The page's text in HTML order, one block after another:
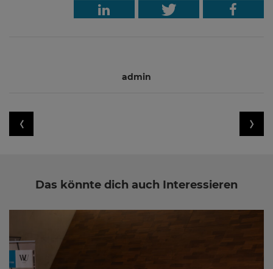
admin
Das könnte dich auch Interessieren